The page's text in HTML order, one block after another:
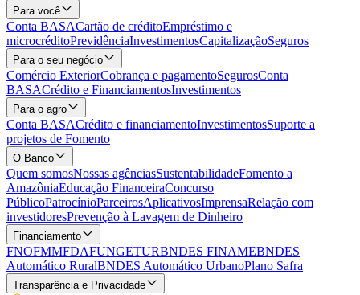
Para você
Conta BASACartão de créditoEmpréstimo e
microcréditoPrevidênciaInvestimentosCapitalizaçãoSeguros
Para o seu negócio
Comércio ExteriorCobrança e pagamentoSegurosConta
BASACrédito e FinanciamentosInvestimentos
Para o agro
Conta BASACrédito e financiamentoInvestimentosSuporte a
projetos de Fomento
O Banco
Quem somosNossas agênciasSustentabilidadeFomento a
AmazôniaEducação FinanceiraConcurso
PúblicoPatrocínioParceirosAplicativosImprensaRelação com
investidoresPrevenção à Lavagem de Dinheiro
Financiamento
FNOFMMFDAFUNGETURBNDES FINAMEBNDES
Automático RuralBNDES Automático UrbanoPlano Safra
Transparência e Privacidade